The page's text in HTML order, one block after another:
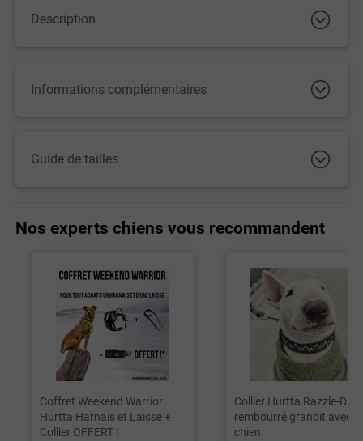
Description
Informations complémentaires
Guide de tailles
Nos experts chiens vous recommandent
Coffret Weekend Warrior
Hurtta Harnais et Laisse +
Collier OFFERT !
Collier Hurtta Razzle-
rembourré grandit avec le
chien